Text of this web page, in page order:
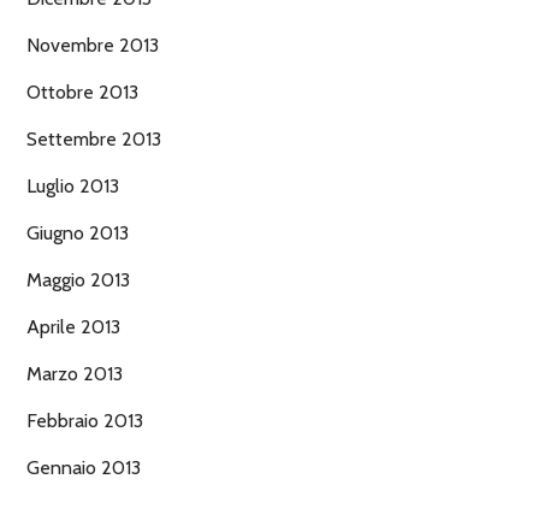
Novembre 2013
Ottobre 2013
Settembre 2013
Luglio 2013
Giugno 2013
Maggio 2013
Aprile 2013
Marzo 2013
Febbraio 2013
Gennaio 2013